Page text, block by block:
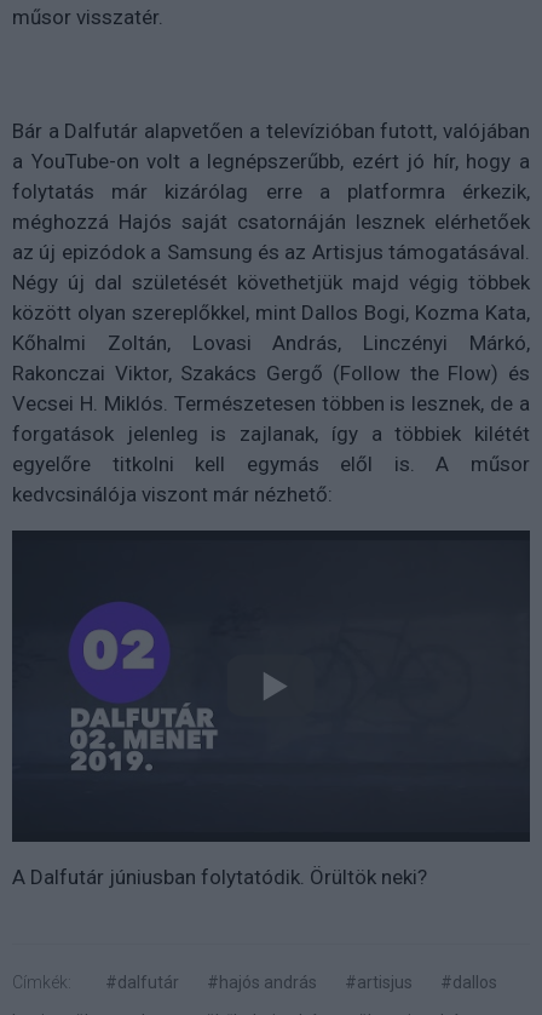
műsor visszatér.
Bár a Dalfutár alapvetően a televízióban futott, valójában
a YouTube-on volt a legnépszerűbb, ezért jó hír, hogy a
folytatás már kizárólag erre a platformra érkezik,
méghozzá Hajós saját csatornáján lesznek elérhetőek
az új epizódok a Samsung és az Artisjus támogatásával.
Négy új dal születését követhetjük majd végig többek
között olyan szereplőkkel, mint Dallos Bogi, Kozma Kata,
Kőhalmi Zoltán, Lovasi András, Linczényi Márkó,
Rakonczai Viktor, Szakács Gergő (Follow the Flow) és
Vecsei H. Miklós. Természetesen többen is lesznek, de a
forgatások jelenleg is zajlanak, így a többiek kilétét
egyelőre titkolni kell egymás elől is. A műsor
kedvcsinálója viszont már nézhető:
A Dalfutár júniusban folytatódik. Örültök neki?
Címkék: #dalfutár #hajós andrás #artisjus
#dallos